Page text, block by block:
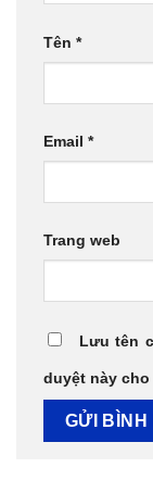
Tên *
Email *
Trang web
Lưu tên
duyệt này